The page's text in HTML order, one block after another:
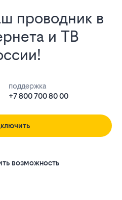
проводник в
и ТВ
поддержка
+7 800 700 80 00
возможность